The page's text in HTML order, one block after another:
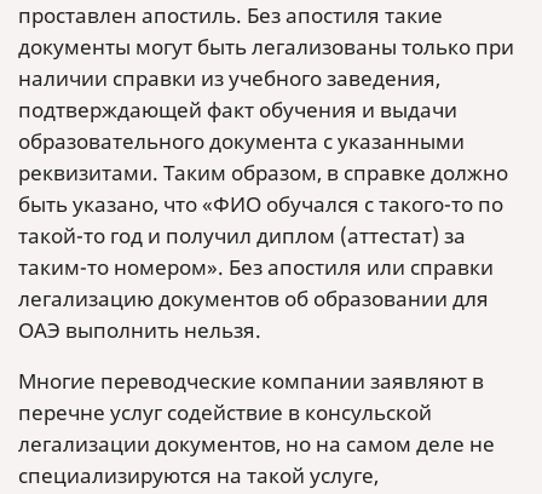
проставлен апостиль. Без апостиля такие
документы могут быть легализованы только при
наличии справки из учебного заведения,
подтверждающей факт обучения и выдачи
образовательного документа с указанными
реквизитами. Таким образом, в справке должно
быть указано, что «ФИО обучался с такого-то по
такой-то год и получил диплом (аттестат) за
таким-то номером». Без апостиля или справки
легализацию документов об образовании для
ОАЭ выполнить нельзя.
Многие переводческие компании заявляют в
перечне услуг содействие в консульской
легализации документов, но на самом деле не
специализируются на такой услуге,